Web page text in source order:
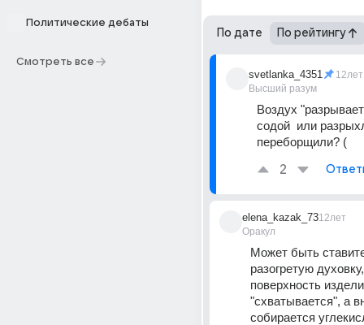
Политические дебаты
Смотреть все
По дате По рейтингу
svetlanka_4351
Высший разум
12лет
Воздух
содой  или
переборщили? (
2
elena_kazak_73
Оракул
12лет
Может быть
разогретую
поверхность
"схватывается", а
собирается